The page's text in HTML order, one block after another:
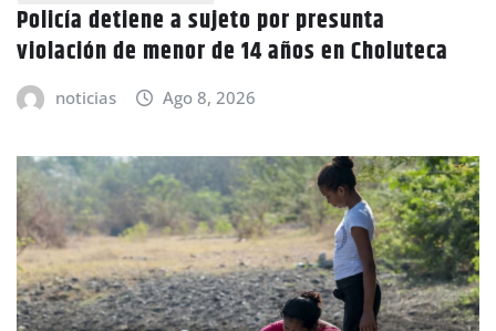
Policía detiene a sujeto por presunta
violación de menor de 14 años en Choluteca
noticias Ago 8, 2026